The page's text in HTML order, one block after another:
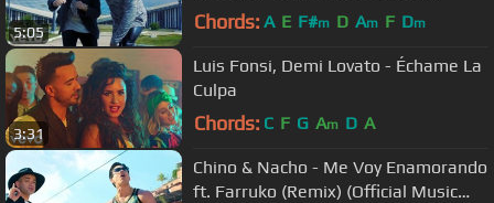
5:05 Chords: A E F#m D Am F Dm
3:31
Luis Fonsi, Demi Lovato - Échame La
Culpa
Chords: C F G Am D A
Chino & Nacho - Me Voy Enamorando
ft. Farruko (Remix) (Official Music